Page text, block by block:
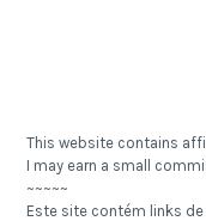
This website contains
I may earn a small
~~~~~
Este site contém links